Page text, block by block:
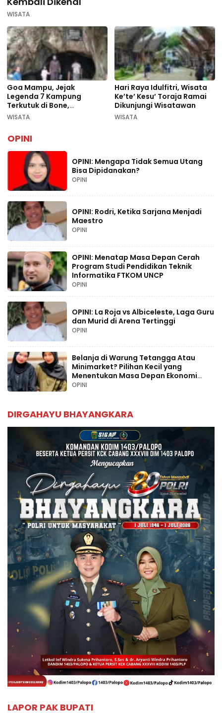
WISATA
Goa Mampu, Jejak
Legenda 7 Kampung
Terkutuk di Bone,
Rekomendasi Liburan
WISATA
Hari Raya Idulfitri, Wisata
Ke’te’ Kesu’ Toraja Ramai
Dikunjungi Wisatawan
WISATA
OPINI
OPINI: Mengapa Tidak Semua Utang
Bisa Dipidanakan?
OPINI
OPINI: Rodri, Ketika Sarjana Menjadi
Maestro
OPINI
OPINI: Menatap Masa Depan Cerah
Program Studi Pendidikan Teknik
Informatika FTKOM UNCP
OPINI
OPINI: La Roja vs Albiceleste, Laga Guru
dan Murid di Arena Tertinggi
OPINI
Belanja di Warung Tetangga Atau
Minimarket? Pilihan Kecil yang
Menentukan Masa Depan Ekonomi
Palopo
OPINI
DIRGAHAYU BHAYANGKARA
LAPOR PAK BUPATI